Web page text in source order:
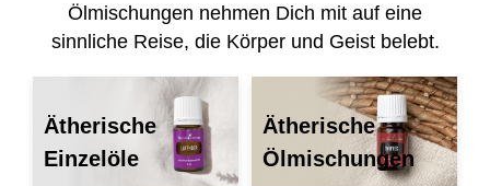
Ölmischungen nehmen Dich mit auf eine
sinnliche Reise, die Körper und Geist belebt.
Ätherische
Einzelöle
Ätherische
Ölmischungen